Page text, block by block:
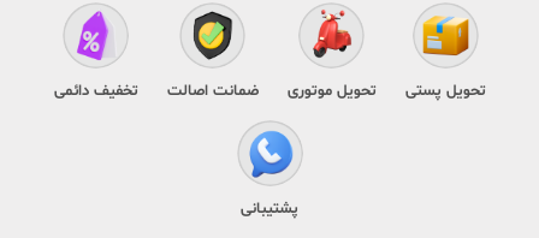
تحویل پستی تحویل موتوری ضمانت اصالت تخفیف دائمی
پشتیبانی